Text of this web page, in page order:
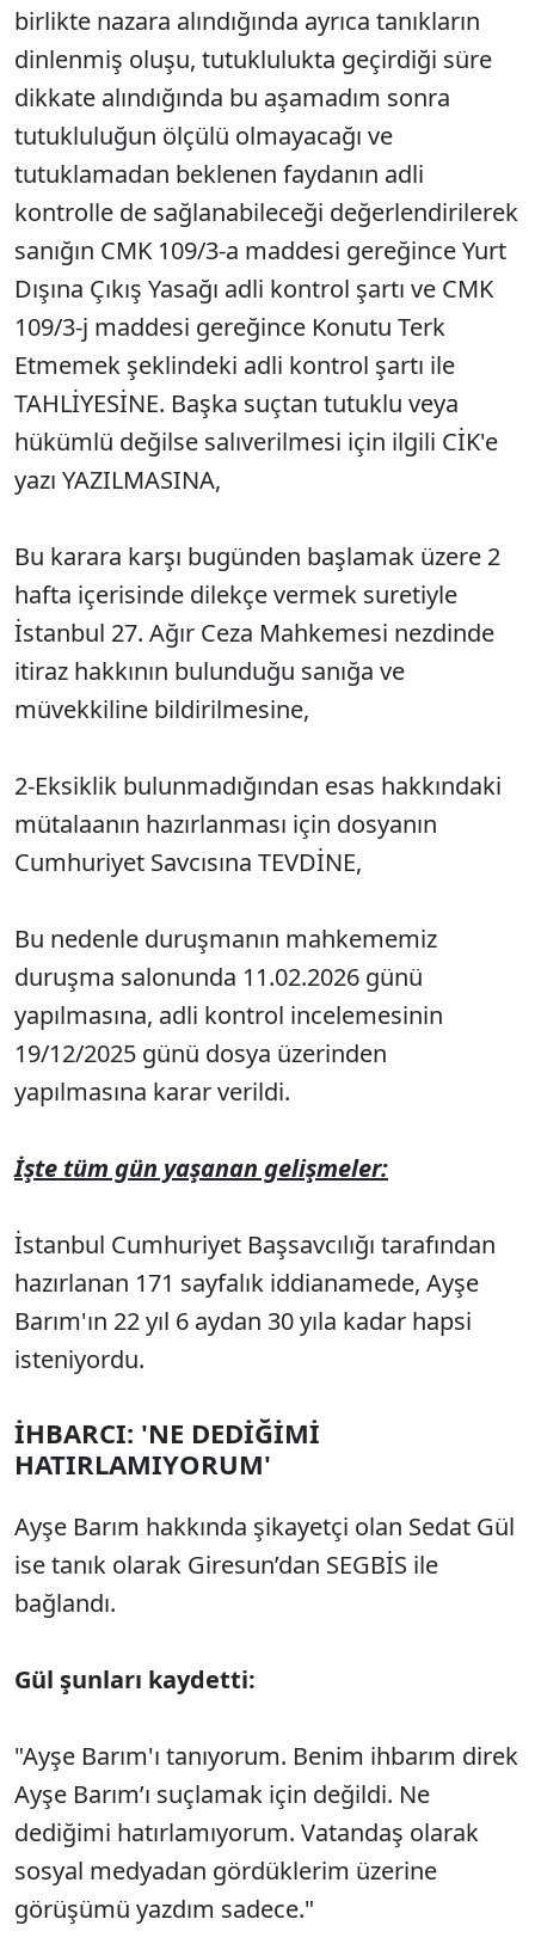
birlikte nazara alındığında ayrıca tanıkların
dinlenmiş oluşu, tutuklulukta geçirdiği süre
dikkate alındığında bu aşamadım sonra
tutukluluğun ölçülü olmayacağı ve
tutuklamadan beklenen faydanın adli
kontrolle de sağlanabileceği değerlendirilerek
sanığın CMK 109/3-a maddesi gereğince Yurt
Dışına Çıkış Yasağı adli kontrol şartı ve CMK
109/3-j maddesi gereğince Konutu Terk
Etmemek şeklindeki adli kontrol şartı ile
TAHLİYESİNE. Başka suçtan tutuklu veya
hükümlü değilse salıverilmesi için ilgili CİK'e
yazı YAZILMASINA,
Bu karara karşı bugünden başlamak üzere 2
hafta içerisinde dilekçe vermek suretiyle
İstanbul 27. Ağır Ceza Mahkemesi nezdinde
itiraz hakkının bulunduğu sanığa ve
müvekkiline bildirilmesine,
2-Eksiklik bulunmadığından esas hakkındaki
mütalaanın hazırlanması için dosyanın
Cumhuriyet Savcısına TEVDİNE,
Bu nedenle duruşmanın mahkememiz
duruşma salonunda 11.02.2026 günü
yapılmasına, adli kontrol incelemesinin
19/12/2025 günü dosya üzerinden
yapılmasına karar verildi.
İşte tüm gün yaşanan gelişmeler:
İstanbul Cumhuriyet Başsavcılığı tarafından
hazırlanan 171 sayfalık iddianamede, Ayşe
Barım'ın 22 yıl 6 aydan 30 yıla kadar hapsi
isteniyordu.
İHBARCI: 'NE DEDİĞİMİ
HATIRLAMIYORUM'
Ayşe Barım hakkında şikayetçi olan Sedat Gül
ise tanık olarak Giresun’dan SEGBİS ile
bağlandı.
Gül şunları kaydetti:
"Ayşe Barım'ı tanıyorum. Benim ihbarım direk
Ayşe Barım’ı suçlamak için değildi. Ne
dediğimi hatırlamıyorum. Vatandaş olarak
sosyal medyadan gördüklerim üzerine
görüşümü yazdım sadece."